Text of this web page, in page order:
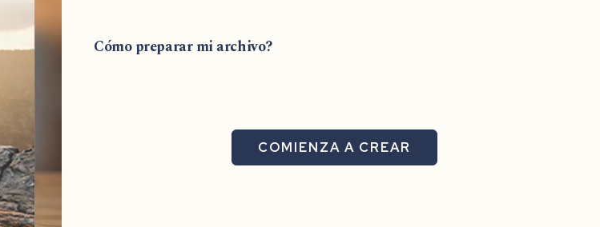
Cómo preparar mi archivo?
COMIENZA A CREAR